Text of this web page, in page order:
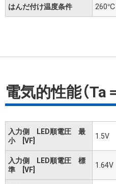
はんだ付け温度条件 260℃
電気的性能（Ta
入力側 LED順電圧 最
小 [VF]
1.5V
入力側 LED順電圧 標
準 [VF]
1.64V